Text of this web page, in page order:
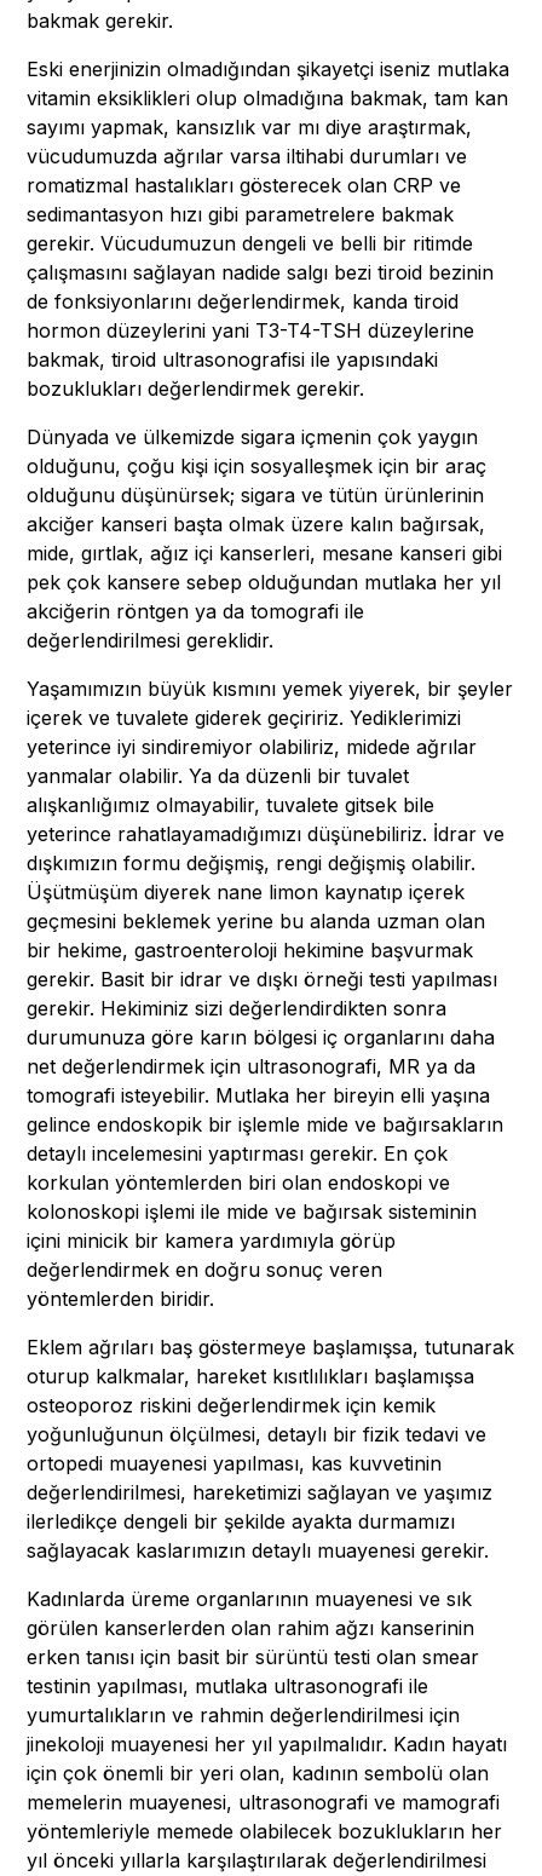
bakmak gerekir.
Eski enerjinizin olmadığından şikayetçi iseniz mutlaka
vitamin eksiklikleri olup olmadığına bakmak, tam kan
sayımı yapmak, kansızlık var mı diye araştırmak,
vücudumuzda ağrılar varsa iltihabi durumları ve
romatizmal hastalıkları gösterecek olan CRP ve
sedimantasyon hızı gibi parametrelere bakmak
gerekir. Vücudumuzun dengeli ve belli bir ritimde
çalışmasını sağlayan nadide salgı bezi tiroid bezinin
de fonksiyonlarını değerlendirmek, kanda tiroid
hormon düzeylerini yani T3-T4-TSH düzeylerine
bakmak, tiroid ultrasonografisi ile yapısındaki
bozuklukları değerlendirmek gerekir.
Dünyada ve ülkemizde sigara içmenin çok yaygın
olduğunu, çoğu kişi için sosyalleşmek için bir araç
olduğunu düşünürsek; sigara ve tütün ürünlerinin
akciğer kanseri başta olmak üzere kalın bağırsak,
mide, gırtlak, ağız içi kanserleri, mesane kanseri gibi
pek çok kansere sebep olduğundan mutlaka her yıl
akciğerin röntgen ya da tomografi ile
değerlendirilmesi gereklidir.
Yaşamımızın büyük kısmını yemek yiyerek, bir şeyler
içerek ve tuvalete giderek geçiririz. Yediklerimizi
yeterince iyi sindiremiyor olabiliriz, midede ağrılar
yanmalar olabilir. Ya da düzenli bir tuvalet
alışkanlığımız olmayabilir, tuvalete gitsek bile
yeterince rahatlayamadığımızı düşünebiliriz. İdrar ve
dışkımızın formu değişmiş, rengi değişmiş olabilir.
Üşütmüşüm diyerek nane limon kaynatıp içerek
geçmesini beklemek yerine bu alanda uzman olan
bir hekime, gastroenteroloji hekimine başvurmak
gerekir. Basit bir idrar ve dışkı örneği testi yapılması
gerekir. Hekiminiz sizi değerlendirdikten sonra
durumunuza göre karın bölgesi iç organlarını daha
net değerlendirmek için ultrasonografi, MR ya da
tomografi isteyebilir. Mutlaka her bireyin elli yaşına
gelince endoskopik bir işlemle mide ve bağırsakların
detaylı incelemesini yaptırması gerekir. En çok
korkulan yöntemlerden biri olan endoskopi ve
kolonoskopi işlemi ile mide ve bağırsak sisteminin
içini minicik bir kamera yardımıyla görüp
değerlendirmek en doğru sonuç veren
yöntemlerden biridir.
Eklem ağrıları baş göstermeye başlamışsa, tutunarak
oturup kalkmalar, hareket kısıtlılıkları başlamışsa
osteoporoz riskini değerlendirmek için kemik
yoğunluğunun ölçülmesi, detaylı bir fizik tedavi ve
ortopedi muayenesi yapılması, kas kuvvetinin
değerlendirilmesi, hareketimizi sağlayan ve yaşımız
ilerledikçe dengeli bir şekilde ayakta durmamızı
sağlayacak kaslarımızın detaylı muayenesi gerekir.
Kadınlarda üreme organlarının muayenesi ve sık
görülen kanserlerden olan rahim ağzı kanserinin
erken tanısı için basit bir sürüntü testi olan smear
testinin yapılması, mutlaka ultrasonografi ile
yumurtalıkların ve rahmin değerlendirilmesi için
jinekoloji muayenesi her yıl yapılmalıdır. Kadın hayatı
için çok önemli bir yeri olan, kadının sembolü olan
memelerin muayenesi, ultrasonografi ve mamografi
yöntemleriyle memede olabilecek bozuklukların her
yıl önceki yıllarla karşılaştırılarak değerlendirilmesi